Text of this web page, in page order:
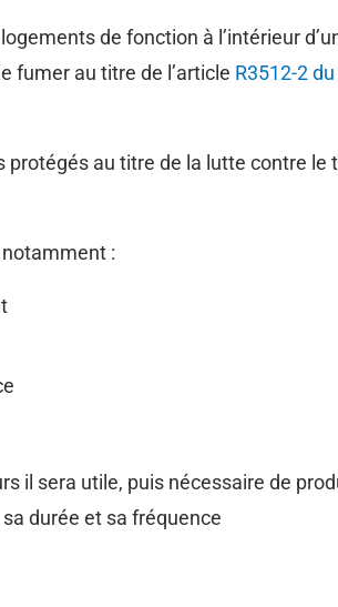
de fonction à l’intérieur
fumer au titre de l’article R3512-2
protégés au titre de la lutte contre
:
il sera utile, puis nécessaire de
durée et sa fréquence